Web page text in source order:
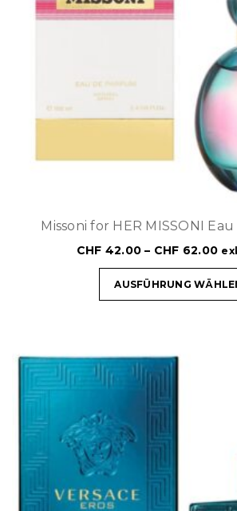
Missoni for HER MISSONI Eau
CHF 42.00 – CHF 62.00
AUSFÜHRUNG